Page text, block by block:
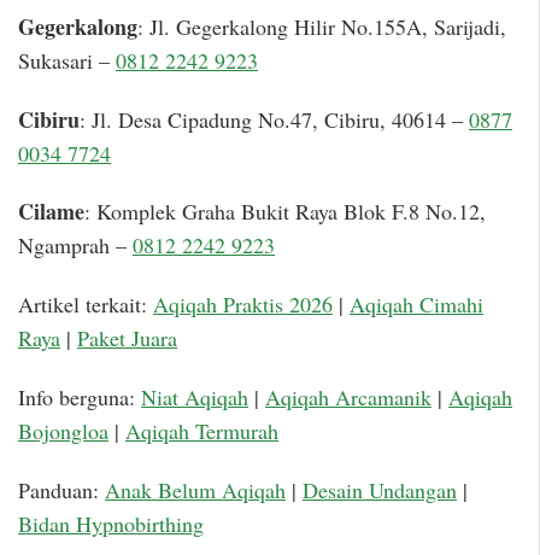
Gegerkalong: Jl. Gegerkalong Hilir No.155A, Sarijadi,
Sukasari – 0812 2242 9223
Cibiru: Jl. Desa Cipadung No.47, Cibiru, 40614 – 0877
0034 7724
Cilame: Komplek Graha Bukit Raya Blok F.8 No.12,
Ngamprah – 0812 2242 9223
Artikel terkait: Aqiqah Praktis 2026 | Aqiqah Cimahi
Raya | Paket Juara
Info berguna: Niat Aqiqah | Aqiqah Arcamanik | Aqiqah
Bojongloa | Aqiqah Termurah
Panduan: Anak Belum Aqiqah | Desain Undangan |
Bidan Hypnobirthing